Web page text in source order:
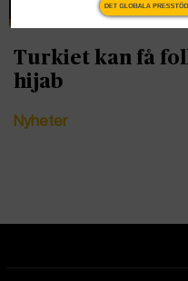
Turkiet kan få
hijab
Nyheter
DET GLOBALA